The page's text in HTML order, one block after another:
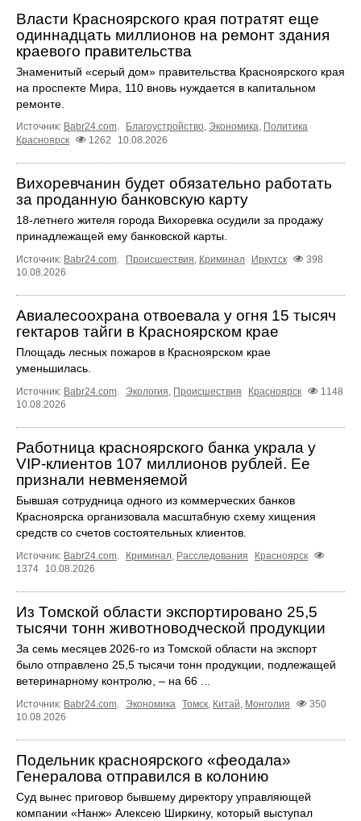
Власти Красноярского края потратят еще
одиннадцать миллионов на ремонт здания
краевого правительства
Знаменитый «серый дом» правительства Красноярского края
на проспекте Мира, 110 вновь нуждается в капитальном
ремонте.
Источник: Babr24.com. Благоустройство, Экономика, Политика
Красноярск
1262 10.08.2026
Вихоревчанин будет обязательно работать
за проданную банковскую карту
18‑летнего жителя города Вихоревка осудили за продажу
принадлежащей ему банковской карты.
Источник: Babr24.com. Происшествия, Криминал Иркутск
398
10.08.2026
Авиалесоохрана отвоевала у огня 15 тысяч
гектаров тайги в Красноярском крае
Площадь лесных пожаров в Красноярском крае
уменьшилась.
Источник: Babr24.com. Экология, Происшествия Красноярск
1148
10.08.2026
Работница красноярского банка украла у
VIP-клиентов 107 миллионов рублей. Ее
признали невменяемой
Бывшая сотрудница одного из коммерческих банков
Красноярска организовала масштабную схему хищения
средств со счетов состоятельных клиентов.
Источник: Babr24.com. Криминал, Расследования
Красноярск
1374
10.08.2026
Из Томской области экспортировано 25,5
тысячи тонн животноводческой продукции
За семь месяцев 2026-го из Томской области на экспорт
было отправлено 25,5 тысячи тонн продукции, подлежащей
ветеринарному контролю, – на 66 ...
Источник: Babr24.com. Экономика Томск, Китай, Монголия
350
10.08.2026
Подельник красноярского «феодала»
Генералова отправился в колонию
Суд вынес приговор бывшему директору управляющей
компании «Нанж» Алексею Ширкину, который выступал